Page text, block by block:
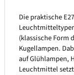
Die praktische
(klassische Form
Kugellampen.
auf Glühlampen,
Leuchtmittel